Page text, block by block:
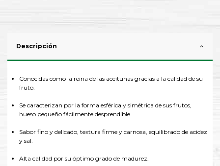
Descripción
Conocidas como la reina de las aceitunas gracias a la calidad de su
fruto.
Se caracterizan por la forma esférica y simétrica de sus frutos,
hueso pequeño fácilmente desprendible.
Sabor fino y delicado, textura firme y carnosa, equilibrado de acidez
y sal.
Alta calidad por su óptimo grado de madurez.